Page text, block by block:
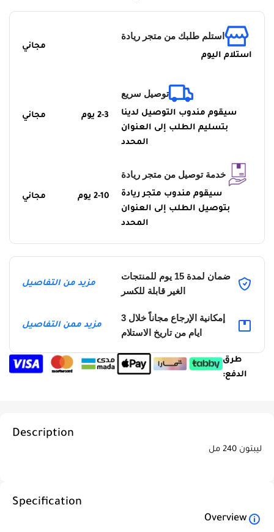
استلم طلبك من متجر ريادة
استلام اليوم
مجاني
توصيل سريع
سيقوم مندوب التوصيل لدينا
بتسليم الطلب إلى العنوان
المحدد
2-3 يوم مجاني
خدمة توصيل من متجر ريادة
سيقوم مندوب متجر ريادة
بتوصيل الطلب إلى العنوان
المحدد
2-10 يوم مجاني
ضمان لمدة 15 يوم للمنتجات
الغير قابلة للكسر
مزيد من التفاصيل
إمكانية الإرجاع مجاناً خلال 3
ايام من تاريخ الاستلام
مزيد ممن التفاصيل
طرق
الدفع:
Description
ليبتون 240 مل
Specification
Overview